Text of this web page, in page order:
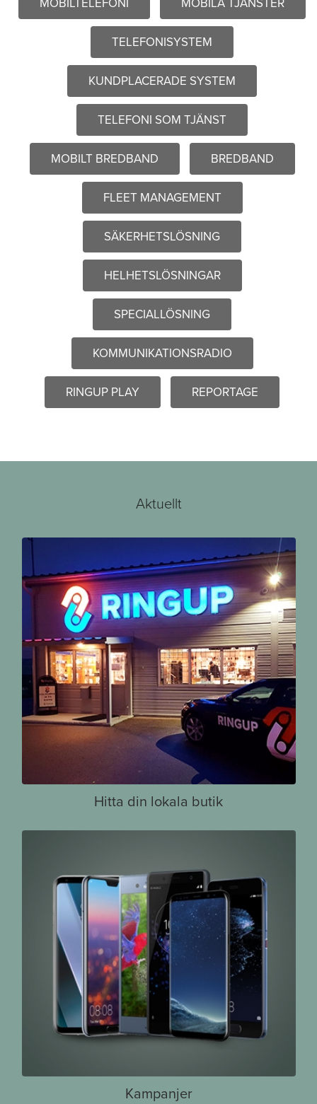
TELEFONISYSTEM
KUNDPLACERADE SYSTEM
TELEFONI SOM TJÄNST
MOBILT BREDBAND BREDBAND
FLEET MANAGEMENT
SÄKERHETSLÖSNING
HELHETSLÖSNINGAR
SPECIALLÖSNING
KOMMUNIKATIONSRADIO
RINGUP PLAY REPORTAGE
Aktuellt
Hitta din lokala butik
Kampanjer